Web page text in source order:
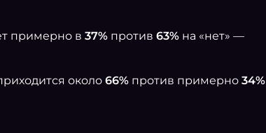
примерно в 37% против 63% на «нет» —
около 66% против примерно 34%